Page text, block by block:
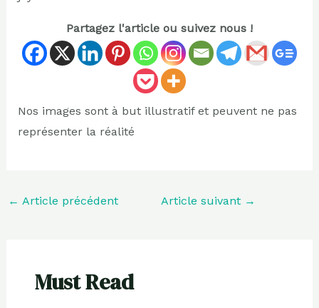
Partagez l'article ou suivez nous !
Nos images sont à but illustratif et peuvent ne pas
représenter la réalité
← Article précédent Article suivant →
Must Read